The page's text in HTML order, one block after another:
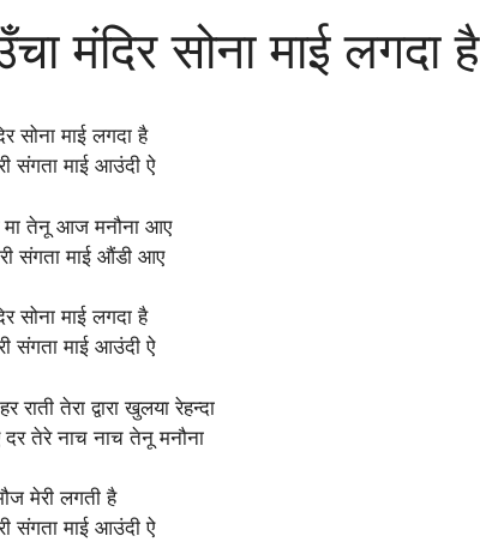
मंदिर सोना माई लगदा है
सोना माई लगदा है
संगता माई आउंदी ऐ
मा तेनू आज मनौना आए
संगता माई औंडी आए
सोना माई लगदा है
संगता माई आउंदी ऐ
राती तेरा द्वारा खुलया रेहन्दा
तेरे नाच नाच तेनू मनौना
मेरी लगती है
संगता माई आउंदी ऐ